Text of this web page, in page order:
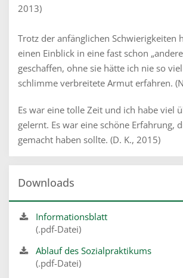
2013)
Trotz der anfänglichen Schwierigkeiten
einen Einblick in eine fast schon
geschaffen, ohne sie hätte ich nie so
schlimme verbreitete Armut erfahren.
Es war eine tolle Zeit und ich habe viel
gelernt. Es war eine schöne Erfahrung,
gemacht haben sollte. (D. K., 2015)
Downloads
Informationsblatt
(.pdf-Datei)
Ablauf des Sozialpraktikums
(.pdf-Datei)